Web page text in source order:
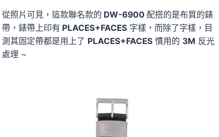
從照片可見，這款聯名款的 DW-6900 配搭的是布質的錶
帶，錶帶上印有 PLACES+FACES 字樣，而除了字樣，目
測其固定帶都是用上了 PLACES+FACES 慣用的 3M 反光
處理 ~